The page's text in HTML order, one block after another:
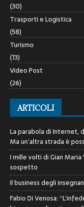
(30)
Trasporti e Logistica
(58)
Turismo
(13)
Video Post
(26)
ARTICOLI
La parabola di Internet,
Ma un’altra strada è
I mille volti di Gian
sospetto
Il business degli
Fabio Di Venosa: